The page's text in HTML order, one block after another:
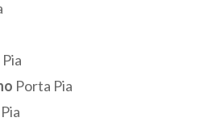
Porta Pia